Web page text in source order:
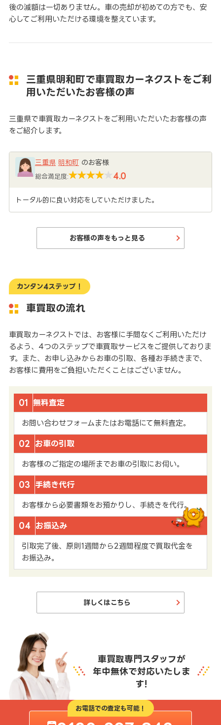
後の減額は一切ありません。車の売却が初めての方でも、安
心してご利用いただける環境を整えています。
三重県明和町で車買取カーネクストをご利
用いただいたお客様の声
三重県で車買取カーネクストをご利用いただいたお客様の声
をご紹介します。
三重県 明和町のお客様
総合満足度: 4.0
トータル的に良い対応をしていただけました。
お客様の声をもっと見る
カンタン4ステップ！
車買取の流れ
車買取カーネクストでは、お客様に手間なくご利用いただけ
るよう、4つのステップで車買取サービスをご提供しておりま
す。また、お申し込みからお車の引取、各種お手続きまで、
お客様に費用をご負担いただくことはございません。
01 無料査定
お問い合わせフォームまたはお電話にて無料査定。
02 お車の引取
お客様のご指定の場所までお車の引取にお伺い。
03 手続き代行
お客様から必要書類をお預かりし、手続きを代行。
04 お振込み
引取完了後、原則1週間から2週間程度で買取代金を
お振込み。
詳しくはこちら
車買取専門スタッフが
年中無休で対応いたしま
す!
お電話での査定も可能！